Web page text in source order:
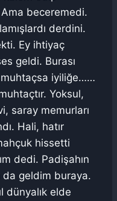
Ama beceremedi.
derdini.
Ey ihtiyaç
geldi. Burası
muhtaçsa iyiliğe……
Yoksul,
saray memurları
Hali, hatır
hissetti
dedi. Padişahın
da geldim buraya.
dünyalık elde